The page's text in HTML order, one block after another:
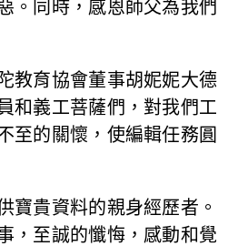
。同時，感恩師父為我們
教育協會董事胡妮妮大德
和義工菩薩們，對我們工
至的關懷，使編輯任務圓
寶貴資料的親身經歷者。
，至誠的懺悔，感動和覺